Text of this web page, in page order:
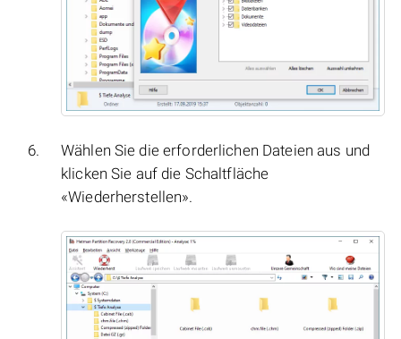
Wählen Sie die erforderlichen Dateien aus und
klicken Sie auf die Schaltfläche
«Wiederherstellen».